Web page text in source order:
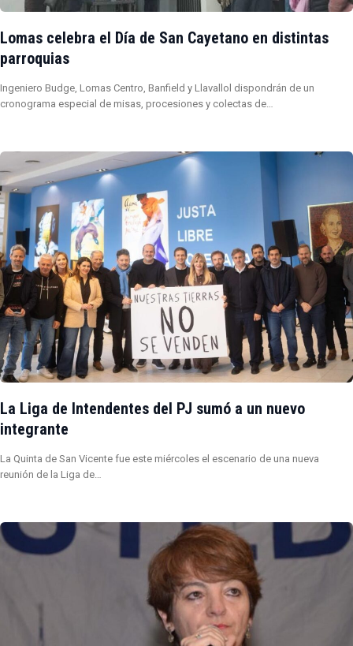
Lomas celebra el Día de San Cayetano en distintas
parroquias
Ingeniero Budge, Lomas Centro, Banfield y Llavallol dispondrán de un
cronograma especial de misas, procesiones y colectas de…
La Liga de Intendentes del PJ sumó a un nuevo
integrante
La Quinta de San Vicente fue este miércoles el escenario de una nueva
reunión de la Liga de…